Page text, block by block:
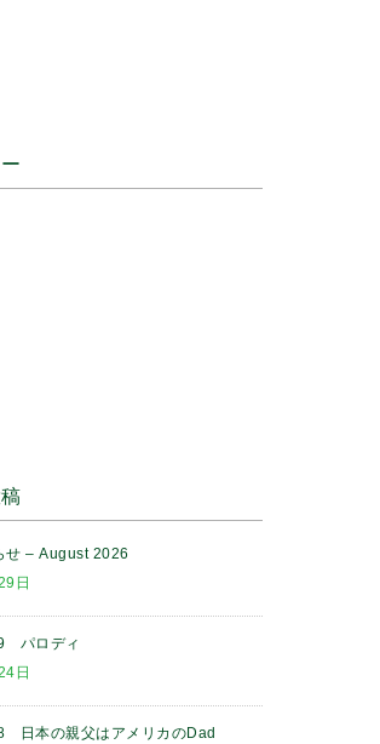
せ – August 2026
日
パロディ
日
日本の親父はアメリカのDad